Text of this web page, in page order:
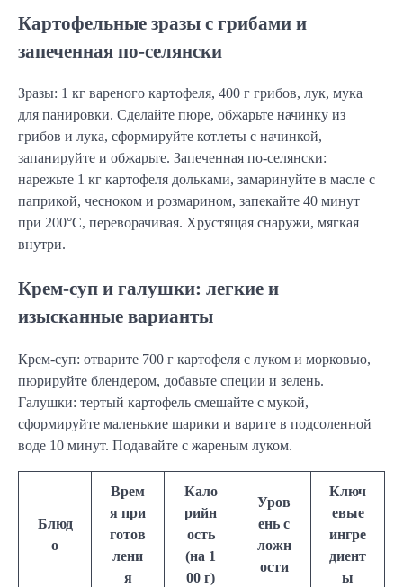
Картофельные зразы с грибами и
запеченная по-селянски
Зразы: 1 кг вареного картофеля, 400 г грибов, лук, мука
для панировки. Сделайте пюре, обжарьте начинку из
грибов и лука, сформируйте котлеты с начинкой,
запанируйте и обжарьте. Запеченная по-селянски:
нарежьте 1 кг картофеля дольками, замаринуйте в масле с
паприкой, чесноком и розмарином, запекайте 40 минут
при 200°C, переворачивая. Хрустящая снаружи, мягкая
внутри.
Крем-суп и галушки: легкие и
изысканные варианты
Крем-суп: отварите 700 г картофеля с луком и морковью,
пюрируйте блендером, добавьте специи и зелень.
Галушки: тертый картофель смешайте с мукой,
сформируйте маленькие шарики и варите в подсоленной
воде 10 минут. Подавайте с жареным луком.
Блюд
о
Врем
я при
готов
лени
я
Кало
рийн
ость
(на 1
00 г)
Уров
ень с
ложн
ости
Ключ
евые
ингре
диент
ы